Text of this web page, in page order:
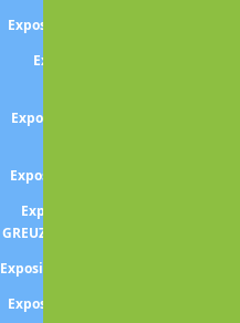
Exposition GALLEN-KALLELA
Exposition Artemisia
Exposition Les cheveaux de
Exposition Luca GIORDANO
Exposition Jean-Baptiste
GREUZE -l'enfance en lumière-
Exposition GUILLON LETHIERE
Exposition Gabrielle HEBERT